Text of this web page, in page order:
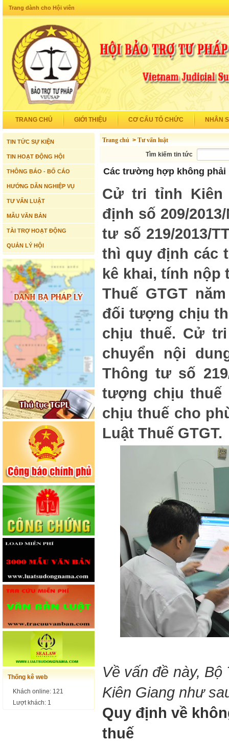
Trang dành cho Hội viên
TRANG CHỦ GIỚI THIỆU CƠ CẤU TỔ CHỨC NHÂN
TIN TỨC SỰ KIỆN
TIN HOẠT ĐỘNG HỘI
THÔNG BÁO - BỐ CÁO
HƯỚNG DẪN NGHIỆP VỤ
TƯ VẤN LUẬT
MẪU VĂN BẢN
TÀI TRỢ HOẠT ĐỘNG
QUẢN LÝ HỘI
Thống kê web
Khách online: 121
Lượt khách: 1
Trang chủ > Tư vấn luật
Tìm kiếm tin tức
Các trường hợp không phải
Cử tri tỉnh Kiên
định số 209/
tư số 219/2013/
thì quy định các
kê khai, tính nộp
Thuế GTGT
đối tượng chịu
chịu thuế. Cử
chuyển nội
Thông tư số
tượng chịu thuế
chịu thuế cho
Luật Thuế GTGT.
Về vấn đề này,
Kiên Giang như
Quy định về
thuế